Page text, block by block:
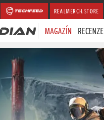
REALMERCH.STORE
MAGAZÍN RECENZE